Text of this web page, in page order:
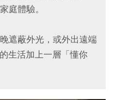
庭體驗。
遮蔽外光，或外出遠端
生活加上一層「懂你